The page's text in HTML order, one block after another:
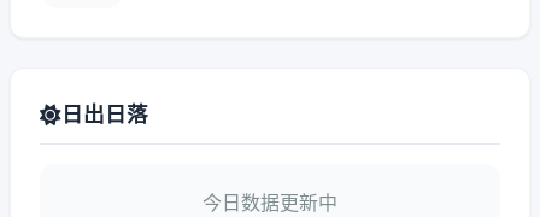
日出日落
今日数据更新中